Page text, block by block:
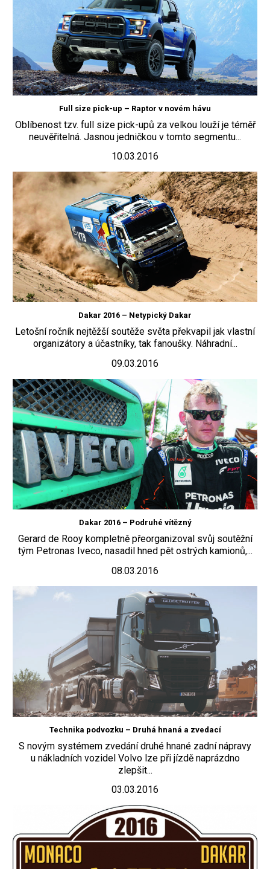
Full size pick-up – Raptor v novém hávu
Oblíbenost tzv. full size pick-upů za velkou louží je téměř
neuvěřitelná. Jasnou jedničkou v tomto segmentu...
10.03.2016
Dakar 2016 – Netypický Dakar
Letošní ročník nejtěžší soutěže světa překvapil jak vlastní
organizátory a účastníky, tak fanoušky. Náhradní...
09.03.2016
Dakar 2016 – Podruhé vítězný
Gerard de Rooy kompletně přeorganizoval svůj soutěžní
tým Petronas Iveco, nasadil hned pět ostrých kamionů,...
08.03.2016
Technika podvozku – Druhá hnaná a zvedací
S novým systémem zvedání druhé hnané zadní nápravy
u nákladních vozidel Volvo lze při jízdě naprázdno
zlepšit...
03.03.2016